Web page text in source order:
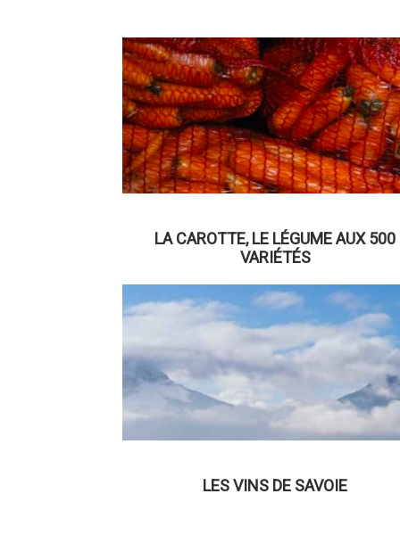
LA CAROTTE, LE LÉGUME AUX 500
VARIÉTÉS
LES VINS DE SAVOIE